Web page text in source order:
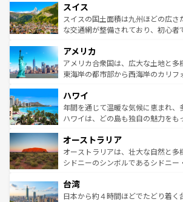
れる地方に足を運ぶとそれぞれで全
きるだろう。 なお、新着のフラ
を参照してほしい。
は、お酒好きな人にはぜひ体験してほしい。 な
ドイツ情報はコンテンツ一覧を参照
リアごとに異なる魅力がある。また
ティー、ビール好きにはたまらな
戦など、本場だからこそできる体験
ンツ一覧を参照してほしい。
スイス
スイスの国土面積は九州ほどの広
な交通網が整備されており、初心者
の建物がそのまま残る町や、スイス
博物館もあり、アルプス観光だけで
ことができる。国民の所得が高いた
ば市内交通費無料で観光を楽しむこともで
着のスイス情報はコンテンツ一覧
アメリカ
アメリカ合衆国は、広大な土地と多
東海岸の都市部から西海岸のカリフ
のような巨大都市は、観光、ショッ
ンメントが詰まった刺激的なスポッ
西部には大自然が広がり、グランド
部のニューオーリンズでは、音楽と
文化が魅力。旅行者はアメリカの各
しみながら、その多様性と豊かな歴
ならではの贅沢な旅のスタイルだ。 なお、新着のアメリカ
情報はコンテンツ一覧を参照してほ
ハワイ
年間を通じて温暖な気候に恵まれ、
ハワイは、どの島も独自の魅力をも
ワイ島は見逃せない。また、定番の
島だが、静かな自然を求めるならマ
おすすめ。エメラルドグリーンに輝
れるおもてなしの心で訪れる人々を
人々、おいしいローカルフードやハ
オーストラリア
オーストラリアは、壮大な自然と多
シドニーのシンボルであるシドニー
リアリーフや大陸中央部にそびえる
ク）、タスマニアの美しい原生林や
台湾
日本から約４時間ほどでたどり着く